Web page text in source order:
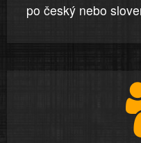
po český nebo